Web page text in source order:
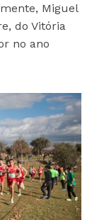
Miguel
do Vitória
no ano